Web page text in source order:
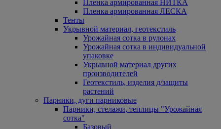
Пленка армированная НИТКА
Пленка армированная ЛЕСКА
Тенты
Укрывной материал, геотекстиль
Урожайная сотка в рулонах
Урожайная сотка в индивидуальной
упаковке
Укрывной материал других
производителей
Геотекстиль, изделия д/защиты
растений
Парники, дуги парниковые
Парники, стелажи, теплицы "Урожайная
сотка"
Базовый